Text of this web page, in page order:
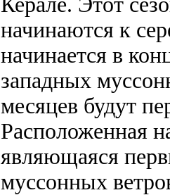
начинаются к
начинается в
западных
месяцев будут
Расположенная
являющаяся
муссонных